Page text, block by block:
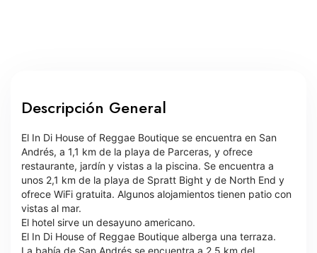
WhatsApp
Descripción General
El In Di House of Reggae Boutique se encuentra en San
Andrés, a 1,1 km de la playa de Parceras, y ofrece
restaurante, jardín y vistas a la piscina. Se encuentra a
unos 2,1 km de la playa de Spratt Bight y de North End y
ofrece WiFi gratuita. Algunos alojamientos tienen patio con
vistas al mar.
El hotel sirve un desayuno americano.
El In Di House of Reggae Boutique alberga una terraza.
La bahía de San Andrés se encuentra a 2,5 km del